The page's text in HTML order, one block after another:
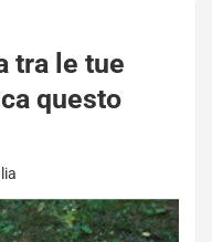
tra le tue
questo